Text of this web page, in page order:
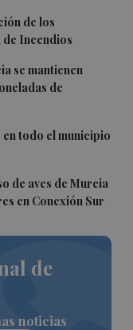
de los
de Incendios
se mantienen
de
todo el municipio
de aves de Murcia
en Conexión Sur
de
noticias